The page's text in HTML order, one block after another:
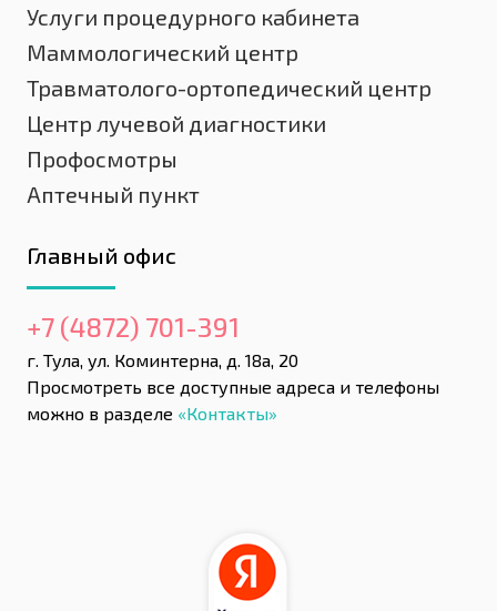
Услуги процедурного кабинета
Маммологический центр
Травматолого-ортопедический центр
Центр лучевой диагностики
Профосмотры
Аптечный пункт
Главный офис
+7 (4872) 701-391
г. Тула, ул. Коминтерна, д. 18а, 20
Просмотреть все доступные адреса и телефоны
можно в разделе «Контакты»